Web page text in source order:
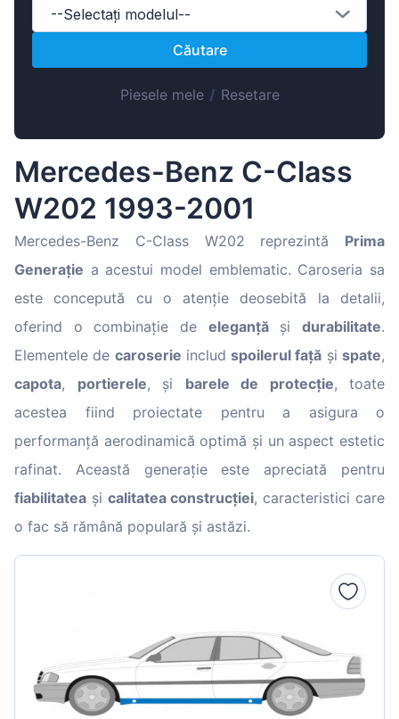
Lietuvių
Hrvatski
Português
Slovenčina
--Selectați modelul--
Căutare
Piesele mele/ Resetare
Mercedes-Benz C-Class
W202 1993-2001
Mercedes-Benz C-Class W202 reprezintă Prima
Generație a acestui model emblematic. Caroseria sa
este concepută cu o atenție deosebită la detalii,
oferind o combinație de eleganțășidurabilitate.
Elementele de caroserie includspoilerul față șispate,
capota, portierele, și barele de protecție, toate
acestea fiind proiectate pentru a asigura o
performanță aerodinamică optimă și un aspect estetic
rafinat. Această generație este apreciată pentru
fiabilitatea și calitatea construcției, caracteristici care
o fac să rămână populară și astăzi.